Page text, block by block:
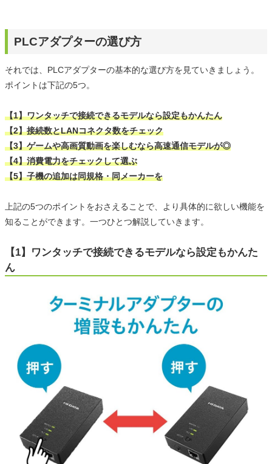
PLCアダプターの選び方
それでは、PLCアダプターの基本的な選び方を見ていきましょう。
ポイントは下記の5つ。
【1】ワンタッチで接続できるモデルなら設定もかんたん
【2】接続数とLANコネクタ数をチェック
【3】ゲームや高画質動画を楽しむなら高速通信モデルが◎
【4】消費電力をチェックして選ぶ
【5】子機の追加は同規格・同メーカーを
上記の5つのポイントをおさえることで、より具体的に欲しい機能を
知ることができます。一つひとつ解説していきます。
【1】ワンタッチで接続できるモデルなら設定もかんた
ん